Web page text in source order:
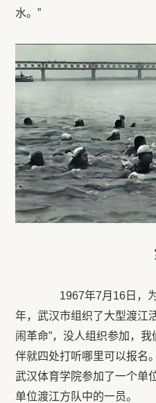
水。”
1967年7月 16 日，
年，武汉市组织了大型渡江
闹革命”，没人组织参加，
伴就四处打听哪里可以报名
武汉体育学院参加了一个单
单位渡江方队中的一员。